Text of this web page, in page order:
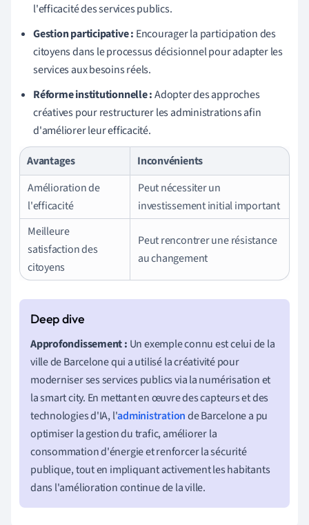
l'efficacité des services publics.
Gestion participative : Encourager la participation des
citoyens dans le processus décisionnel pour adapter les
services aux besoins réels.
Réforme institutionnelle :Adopter des approches
créatives pour restructurer les administrations afin
d'améliorer leur efficacité.
Avantages
Inconvénients
Amélioration de
l'efficacité
Peut nécessiter un
investissement initial important
Meilleure
satisfaction des
citoyens
Peut rencontrer une résistance
au changement
Approfondissement : Un exemple connu est celui de la
ville de Barcelone qui a utilisé la créativité pour
moderniser ses services publics via la numérisation et
la smart city. En mettant en œuvre des capteurs et des
technologies d'IA, l'administrationde Barcelone a pu
optimiser la gestion du trafic, améliorer la
consommation d'énergie et renforcer la sécurité
publique, tout en impliquant activement les habitants
dans l'amélioration continue de la ville.